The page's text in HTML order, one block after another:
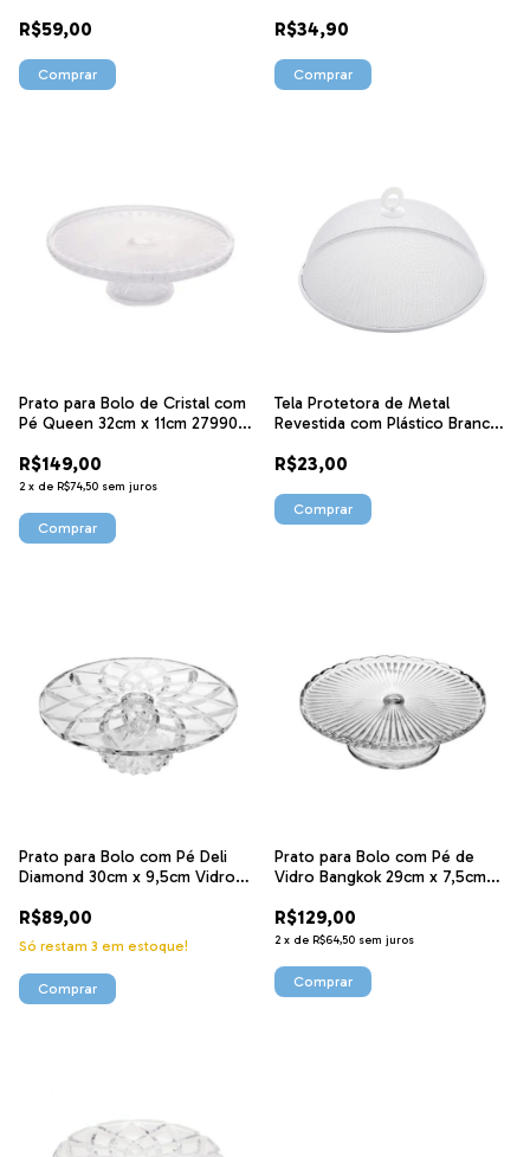
R$59,00 R$34,90
Prato para Bolo de Cristal com
Pé Queen 32cm x 11cm 27990
R$149,00
2 x de R$74,50 sem juros
Tela Protetora de Metal
Revestida com Plástico Branca
R$23,00
Prato para Bolo com Pé Deli
Diamond 30cm x 9,5cm Vidro
R$89,00
Só restam 3 em estoque!
Prato para Bolo com Pé de
Vidro Bangkok 29cm x 7,5cm
R$129,00
2 x de R$64,50 sem juros